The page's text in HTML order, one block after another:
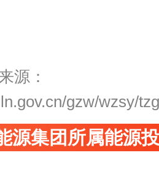
源：
gzw/wzsy/
源集团所属能源